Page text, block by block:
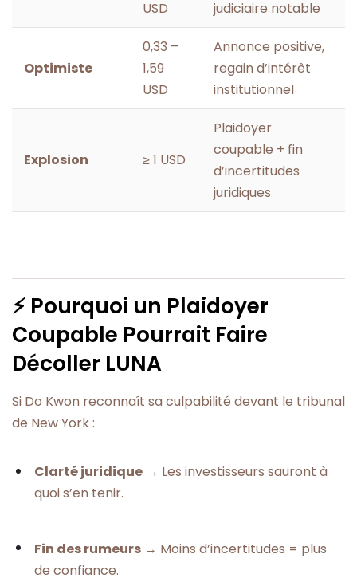
USD
judiciaire notable
Optimiste
0,33 –
1,59
USD
Annonce positive,
regain d’intérêt
institutionnel
Explosion ≥ 1 USD
Plaidoyer
coupable + fin
d’incertitudes
juridiques
⚡ Pourquoi un Plaidoyer
Coupable Pourrait Faire
Décoller LUNA
Si Do Kwon reconnaît sa culpabilité devant le tribunal
de New York :
Clarté juridique → Les investisseurs sauront à
quoi s’en tenir.
Fin des rumeurs → Moins d’incertitudes = plus
de confiance.